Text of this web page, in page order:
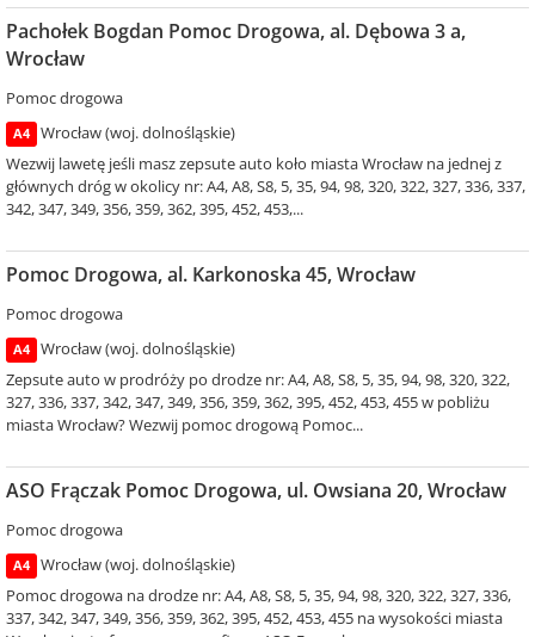
Pachołek Bogdan Pomoc Drogowa, al. Dębowa 3 a,
Wrocław
Pomoc drogowa
A4
Wrocław (woj. dolnośląskie)
Wezwij lawetę jeśli masz zepsute auto koło miasta Wrocław na jednej z
głównych dróg w okolicy nr: A4, A8, S8, 5, 35, 94, 98, 320, 322, 327, 336, 337,
342, 347, 349, 356, 359, 362, 395, 452, 453,...
Pomoc Drogowa, al. Karkonoska 45, Wrocław
Pomoc drogowa
A4
Wrocław (woj. dolnośląskie)
Zepsute auto w prodróży po drodze nr: A4, A8, S8, 5, 35, 94, 98, 320, 322,
327, 336, 337, 342, 347, 349, 356, 359, 362, 395, 452, 453, 455 w pobliżu
miasta Wrocław? Wezwij pomoc drogową Pomoc...
ASO Frączak Pomoc Drogowa, ul. Owsiana 20, Wrocław
Pomoc drogowa
A4
Wrocław (woj. dolnośląskie)
Pomoc drogowa na drodze nr: A4, A8, S8, 5, 35, 94, 98, 320, 322, 327, 336,
337, 342, 347, 349, 356, 359, 362, 395, 452, 453, 455 na wysokości miasta